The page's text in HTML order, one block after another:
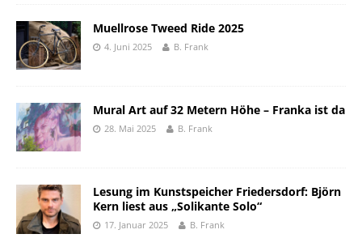
Muellrose Tweed Ride 2025
4. Juni 2025 B. Frank
Mural Art auf 32 Metern Höhe – Franka ist da
28. Mai 2025 B. Frank
Lesung im Kunstspeicher Friedersdorf: Björn
Kern liest aus „Solikante Solo“
17. Januar 2025 B. Frank